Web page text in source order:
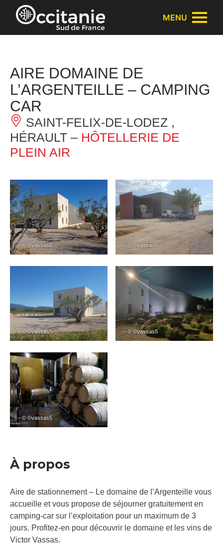
Panneau de gestion des cookies
MENU
AIRE DOMAINE DE
L’ARGENTEILLE – CAMPING
CAR
SAINT-FELIX-DE-LODEZ ,
HÉRAULT – HÔTELLERIE DE
PLEIN AIR
– © ©vassas5 – © ©vassas5
– © ©vassas5 – © ©vassas5
– © ©vassas5
À propos
Aire de stationnement – Le domaine de l’Argenteille vous
accueille et vous propose de séjourner gratuitement en
camping-car sur l’exploitation pour un maximum de 3
jours. Profitez-en pour découvrir le domaine et les vins de
Victor Vassas.